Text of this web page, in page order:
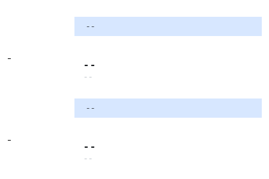
- -
-
- -
- -
- -
-
- -
- -